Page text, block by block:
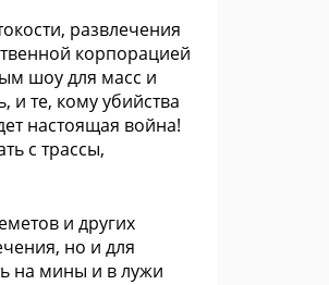
развлечения
корпорацией
шоу для масс и
и те, кому убийства
настоящая война!
с трассы,
и других
но и для
на мины и в лужи